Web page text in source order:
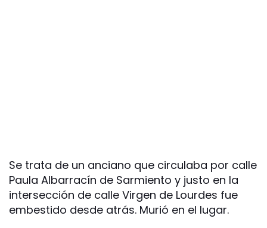
Se trata de un anciano que circulaba por calle
Paula Albarracín de Sarmiento y justo en la
intersección de calle Virgen de Lourdes fue
embestido desde atrás. Murió en el lugar.